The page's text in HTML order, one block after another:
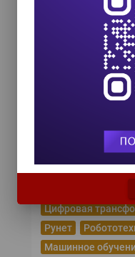
Форум
18 сентября 2026
Управление
24 сентября 2026
HR TECH + ИИ
Популярные
Эпидемия
Цифровая
Рунет
Машинное